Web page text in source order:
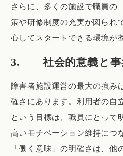
さらに、多くの施設で職
策や研修制度の充実が図られ
心してスタートできる環境が
3. 社会的意義と事
障害者施設運営の最大の強み
確さにあります。利用者の自
という目標は、職員にとって
高いモチベーション維持につ
「働く意味」の明確さは、他